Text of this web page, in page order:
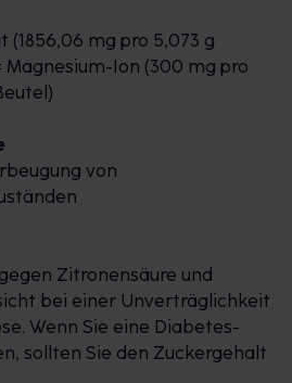
in einem halben Glas
auf und trinken Sie den Inhalt
aus.
nach 2-4 Stunden
mg pro 5,073 g
Magnesium-Ion (300 mg pro
von
Zitronensäure und
bei einer Unverträglichkeit
Wenn Sie eine Diabetes-
sollten Sie den Zuckergehalt